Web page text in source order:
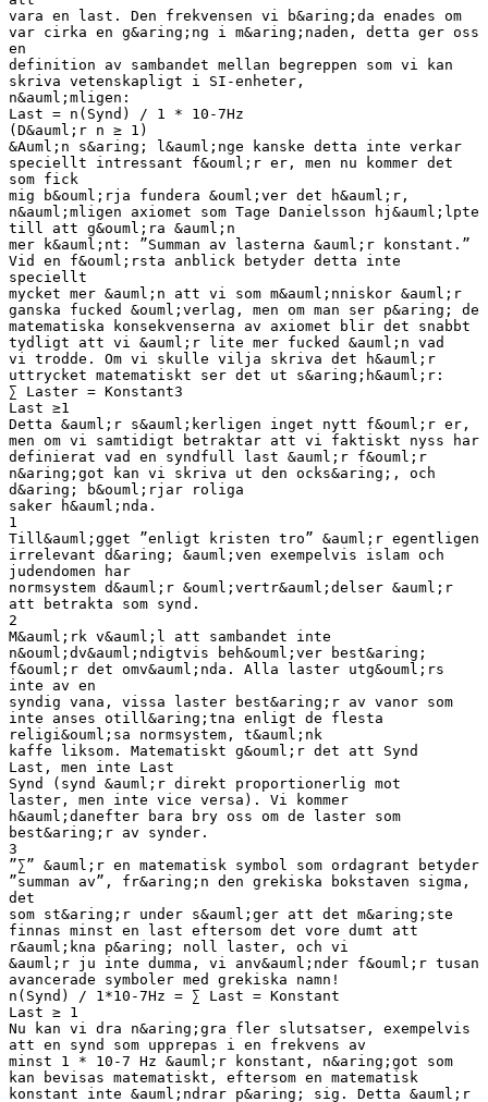
vara en last. Den frekvensen vi b&aring;da enades om
var cirka en g&aring;ng i m&aring;naden, detta ger oss
en
definition av sambandet mellan begreppen som vi kan
skriva vetenskapligt i SI-enheter,
n&auml;mligen:
Last = n(Synd) / 1 * 10-7Hz
(D&auml;r n ≥ 1)
&Auml;n s&aring; l&auml;nge kanske detta inte verkar
speciellt intressant f&ouml;r er, men nu kommer det
som fick
mig b&ouml;rja fundera &ouml;ver det h&auml;r,
n&auml;mligen axiomet som Tage Danielsson hj&auml;lpte
till att g&ouml;ra &auml;n
mer k&auml;nt: ”Summan av lasterna &auml;r konstant.”
Vid en f&ouml;rsta anblick betyder detta inte
speciellt
mycket mer &auml;n att vi som m&auml;nniskor &auml;r
ganska fucked &ouml;verlag, men om man ser p&aring; de
matematiska konsekvenserna av axiomet blir det snabbt
tydligt att vi &auml;r lite mer fucked &auml;n vad
vi trodde. Om vi skulle vilja skriva det h&auml;r
uttrycket matematiskt ser det ut s&aring;h&auml;r:
∑ Laster = Konstant3
Last ≥1
Detta &auml;r s&auml;kerligen inget nytt f&ouml;r er,
men om vi samtidigt betraktar att vi faktiskt nyss har
definierat vad en syndfull last &auml;r f&ouml;r
n&aring;got kan vi skriva ut den ocks&aring;, och
d&aring; b&ouml;rjar roliga
saker h&auml;nda.
1
Till&auml;gget ”enligt kristen tro” &auml;r egentligen
irrelevant d&aring; &auml;ven exempelvis islam och
judendomen har
normsystem d&auml;r &ouml;vertr&auml;delser &auml;r
att betrakta som synd.
2
M&auml;rk v&auml;l att sambandet inte
n&ouml;dv&auml;ndigtvis beh&ouml;ver best&aring;
f&ouml;r det omv&auml;nda. Alla laster utg&ouml;rs
inte av en
syndig vana, vissa laster best&aring;r av vanor som
inte anses otill&aring;tna enligt de flesta
religi&ouml;sa normsystem, t&auml;nk
kaffe liksom. Matematiskt g&ouml;r det att Synd
Last, men inte Last
Synd (synd &auml;r direkt proportionerlig mot
laster, men inte vice versa). Vi kommer
h&auml;danefter bara bry oss om de laster som
best&aring;r av synder.
3
”∑” &auml;r en matematisk symbol som ordagrant betyder
”summan av”, fr&aring;n den grekiska bokstaven sigma,
det
som st&aring;r under s&auml;ger att det m&aring;ste
finnas minst en last eftersom det vore dumt att
r&auml;kna p&aring; noll laster, och vi
&auml;r ju inte dumma, vi anv&auml;nder f&ouml;r tusan
avancerade symboler med grekiska namn!
n(Synd) / 1*10-7Hz = ∑ Last = Konstant
Last ≥ 1
Nu kan vi dra n&aring;gra fler slutsatser, exempelvis
att en synd som upprepas i en frekvens av
minst 1 * 10-7 Hz &auml;r konstant, n&aring;got som
kan bevisas matematiskt, eftersom en matematisk
konstant inte &auml;ndrar p&aring; sig. Detta &auml;r